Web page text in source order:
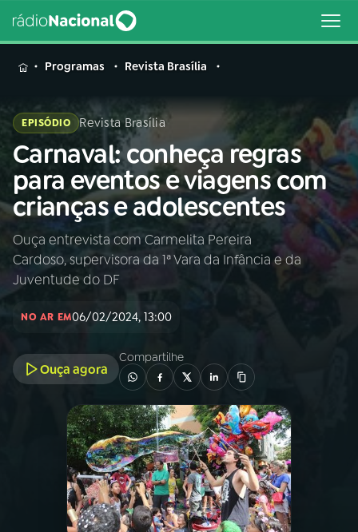
MENU
Buscar
na
Rádio
Nacional
Buscar
AO VIVO
PROGRAMAS
PODCASTS
Programas Revista Brasília
EPISÓDIO Revista Brasília
Carnaval: conheça regras
para eventos e viagens com
crianças e adolescentes
Ouça entrevista com Carmelita Pereira
Cardoso, supervisora da 1ª Vara da Infância e da
Juventude do DF
NO AR EM06/02/2024, 13:00
Ouça agora
Compartilhe